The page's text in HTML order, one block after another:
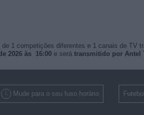
de 1 competições diferentes e 1 canais de TV
2026 às 16:00e será transmitido por Antel
Mude para o seu fuso horário